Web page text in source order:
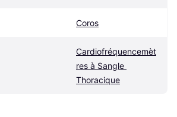
Coros
Cardiofréquencemèt
res à Sangle
Thoracique